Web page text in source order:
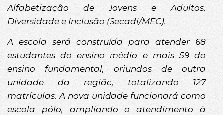
Alfabetização de Jovens e Adultos,
Diversidade e Inclusão (Secadi/MEC).
A escola será construída para atender 68
estudantes do ensino médio e mais 59 do
ensino fundamental, oriundos de outra
unidade da região, totalizando 127
matrículas. A nova unidade funcionará como
escola pólo, ampliando o atendimento à